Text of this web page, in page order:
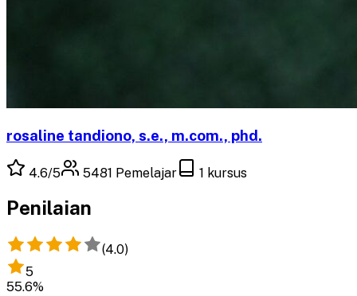
rosaline tandiono, s.e., m.com., phd.
4.6/5 5481 Pemelajar 1 kursus
Penilaian
(4.0)
5
55.6%